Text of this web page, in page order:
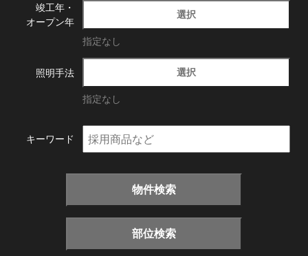
竣工年・
オープン年
選択
指定なし
照明手法 選択
指定なし
キーワード
物件検索
部位検索